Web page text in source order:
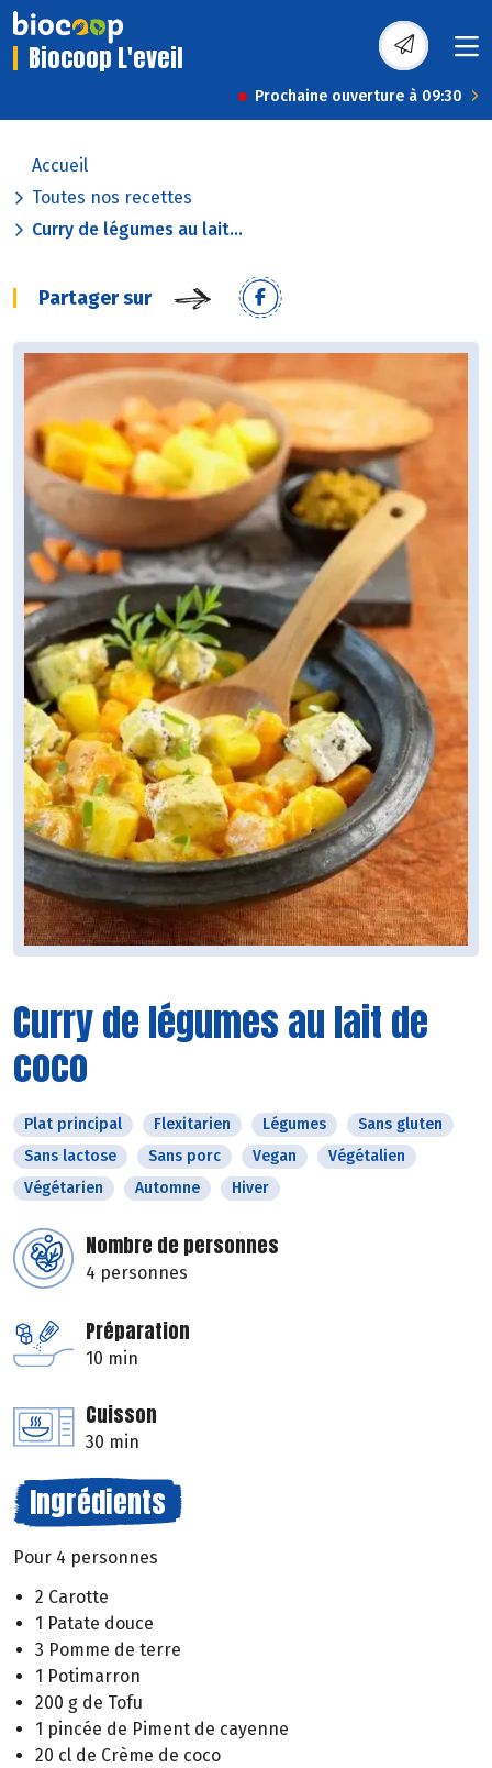
Biocoop L'eveil
Prochaine ouverture à 09:30
Accueil
Toutes nos recettes
Curry de légumes au lait...
Partager sur
Curry de légumes au lait de
coco
Plat principal Flexitarien Légumes
Sans gluten
Sans lactose
Sans porc Vegan
Végétalien
Végétarien
Automne Hiver
Nombre de personnes
4 personnes
Préparation
10 min
Cuisson
30 min
Ingrédients
Pour 4 personnes
2 Carotte
1 Patate douce
3 Pomme de terre
1 Potimarron
200 g de Tofu
1 pincée de Piment de cayenne
20 cl de Crème de coco